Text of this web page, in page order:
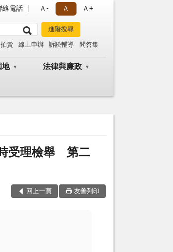
絡電話 Ａ- Ａ Ａ+
賣 線上申辦 訴訟輔導 問答集
地 法律與廉政
受理檢舉 第二
回上一頁 友善列印